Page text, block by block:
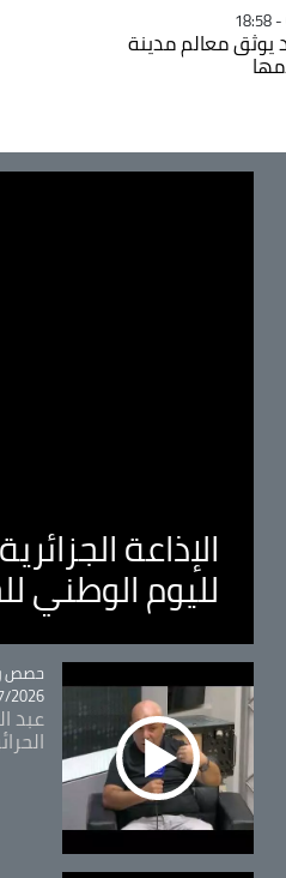
يوثق معالم مدينة
الإذاعة
لليوم الوطني
حصص
- 09:49
عبد